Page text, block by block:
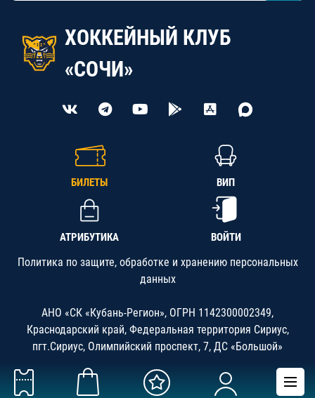
ХОККЕЙНЫЙ КЛУБ
«СОЧИ»
БИЛЕТЫ ВИП
АТРИБУТИКА ВОЙТИ
Политика по защите, обработке и хранению персональных
данных
АНО «СК «Кубань-Регион», ОГРН 1142300002349,
Краснодарский край, Федеральная территория Сириус,
пгт.Сириус, Олимпийский проспект, 7, ДС «Большой»